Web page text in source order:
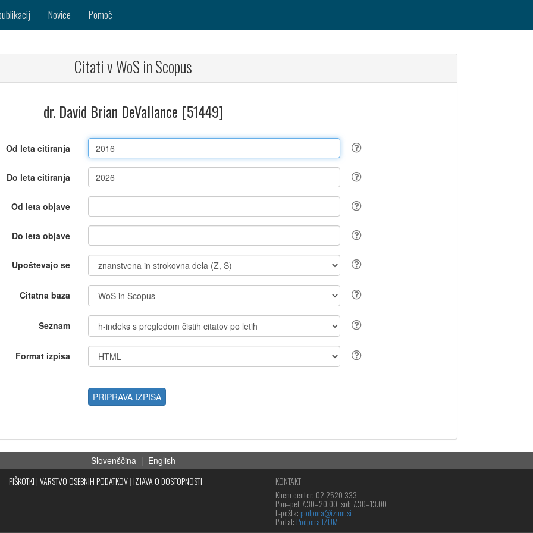
Novice Pomoč
Citati v WoS in Scopus
dr. David Brian DeVallance [51449]
Od leta citiranja
Do leta citiranja
Od leta objave
Do leta objave
Upoštevajo se
Citatna baza
Seznam
Format izpisa
PRIPRAVA IZPISA
Slovenščina | English
PIŠKOTKI |VARSTVO OSEBNIH PODATKOV| IZJAVA O DOSTOPNOSTI
KONTAKT
Klicni center: 02 2520 333
Pon‒pet 7.30–20.00, sob 7.30–13.00
E-pošta: podpora@izum.si
Portal: Podpora IZUM